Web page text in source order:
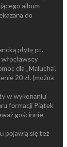
album
do
płytę pt.
dla „Malucha”.
20 zł. (można
w wykonaniu
formacji Piątek
gościnnie
pojawią się też